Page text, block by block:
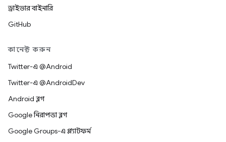
ড্রাইভার বাইনারি
GitHub
কানেক্ট করুন
Twitter-এ @Android
Twitter-এ @AndroidDev
Android ব্লগ
Google নিরাপত্তা ব্লগ
Google Groups-এ প্ল্যাটফর্ম